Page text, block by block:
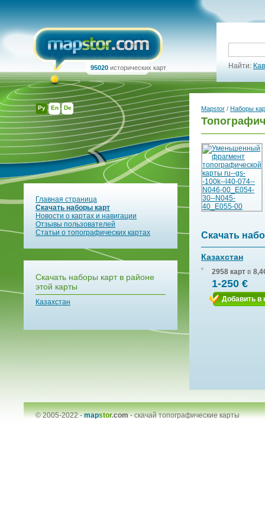
Ру En De
95020 исторических карт Найти:
Главная страница
Скачать наборы карт
Новости о картах и навигации
Отзывы пользователей
Статьи о топографических картах
Скачать наборы карт в районе
этой карты
Казахстан
Mapstor / Наборы
Скачать
Казахстан
2958 карт в
1-250 €
Добавить в
© 2005-2022 -mapstor.com-скачай топографические карты